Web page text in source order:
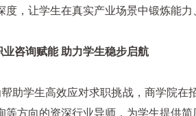
度，让学生在真实产业场景中锻炼能
咨询赋能 助力学生稳步启航
学生高效应对求职挑战，商学院在
等方向的资深行业导师，为学生提供